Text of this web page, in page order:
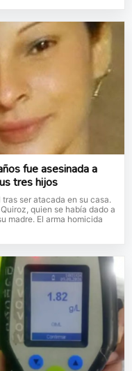
fue asesinada a
tres hijos
ser atacada en su casa.
quien se había dado a
madre. El arma homicida